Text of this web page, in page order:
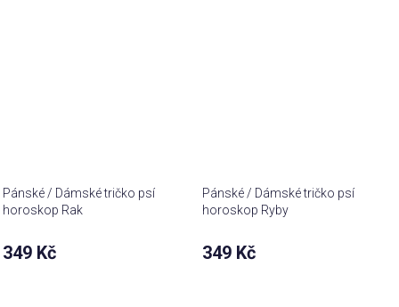
Pánské / Dámské tričko psí
horoskop Rak
349 Kč
Pánské / Dámské tričko psí
horoskop Ryby
349 Kč